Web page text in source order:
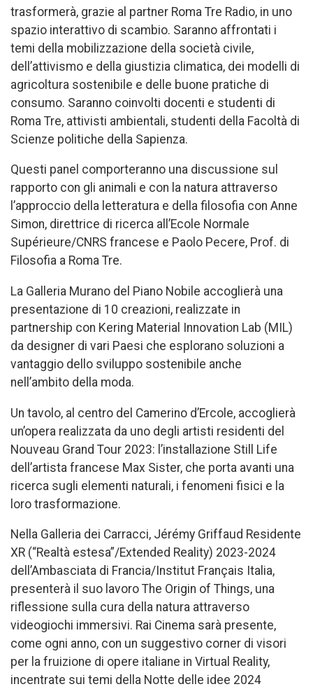
trasformerà, grazie al partner Roma Tre Radio, in uno
spazio interattivo di scambio. Saranno affrontati i
temi della mobilizzazione della società civile,
dell’attivismo e della giustizia climatica, dei modelli di
agricoltura sostenibile e delle buone pratiche di
consumo. Saranno coinvolti docenti e studenti di
Roma Tre, attivisti ambientali, studenti della Facoltà di
Scienze politiche della Sapienza.
Questi panel comporteranno una discussione sul
rapporto con gli animali e con la natura attraverso
l’approccio della letteratura e della filosofia con Anne
Simon, direttrice di ricerca all’Ecole Normale
Supérieure/CNRS francese e Paolo Pecere, Prof. di
Filosofia a Roma Tre.
La Galleria Murano del Piano Nobile accoglierà una
presentazione di 10 creazioni, realizzate in
partnership con Kering Material Innovation Lab (MIL)
da designer di vari Paesi che esplorano soluzioni a
vantaggio dello sviluppo sostenibile anche
nell’ambito della moda.
Un tavolo, al centro del Camerino d’Ercole, accoglierà
un’opera realizzata da uno degli artisti residenti del
Nouveau Grand Tour 2023: l’installazione Still Life
dell’artista francese Max Sister, che porta avanti una
ricerca sugli elementi naturali, i fenomeni fisici e la
loro trasformazione.
Nella Galleria dei Carracci, Jérémy Griffaud Residente
XR (“Realtà estesa”/Extended Reality) 2023-2024
dell’Ambasciata di Francia/Institut Français Italia,
presenterà il suo lavoro The Origin of Things, una
riflessione sulla cura della natura attraverso
videogiochi immersivi. Rai Cinema sarà presente,
come ogni anno, con un suggestivo corner di visori
per la fruizione di opere italiane in Virtual Reality,
incentrate sui temi della Notte delle idee 2024